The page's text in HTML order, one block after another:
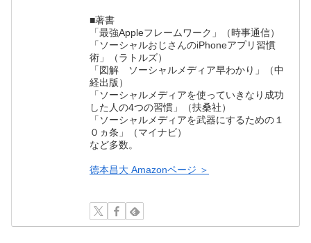
■著書
「最強Appleフレームワーク」（時事通信）
「ソーシャルおじさんのiPhoneアプリ習慣
術」（ラトルズ）
「図解 ソーシャルメディア早わかり」（中
経出版）
「ソーシャルメディアを使っていきなり成功
した人の4つの習慣」（扶桑社）
「ソーシャルメディアを武器にするための１
０ヵ条」（マイナビ）
など多数。
徳本昌大 Amazonページ ＞